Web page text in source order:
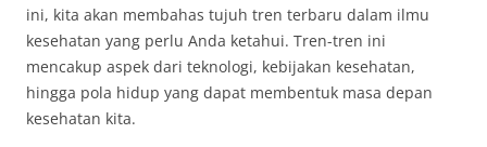
ini, kita akan membahas tujuh tren terbaru dalam ilmu
kesehatan yang perlu Anda ketahui. Tren-tren ini
mencakup aspek dari teknologi, kebijakan kesehatan,
hingga pola hidup yang dapat membentuk masa depan
kesehatan kita.